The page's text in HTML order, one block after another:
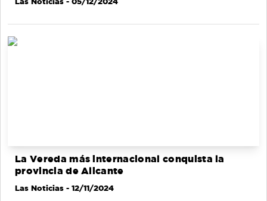
La Vereda más internacional conquista la
provincia de Alicante
Las Noticias - 12/11/2024